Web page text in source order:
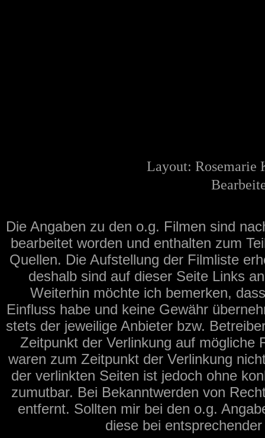
Layout: Rosemarie
Die Angaben zu den o.g. Filmen sind
bearbeitet worden und enthalten zum
Quellen. Die Aufstellung der Filmliste
deshalb sind auf dieser Seite Links
Weiterhin möchte ich bemerken,
Einfluss habe und keine Gewähr
stets der jeweilige Anbieter bzw.
Zeitpunkt der Verlinkung auf mögliche
waren zum Zeitpunkt der Verlinkung
der verlinkten Seiten ist jedoch ohne
zumutbar. Bei Bekanntwerden von
entfernt. Sollten mir bei den o.g.
diese bei